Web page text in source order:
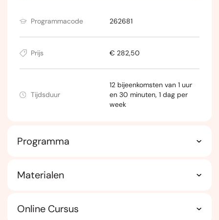
Programmacode 262681
Prijs € 282,50
Tijdsduur
12 bijeenkomsten van 1 uur
en 30 minuten, 1 dag per
week
Programma
Materialen
Online Cursus